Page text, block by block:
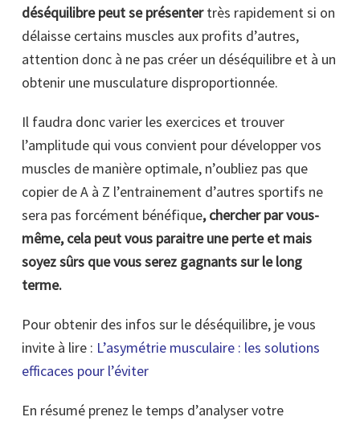
déséquilibre peut se présentertrès rapidement si on
délaisse certains muscles aux profits d’autres,
attention donc à ne pas créer un déséquilibre et à un
obtenir une musculature disproportionnée.
Il faudra donc varier les exercices et trouver
l’amplitude qui vous convient pour développer vos
muscles de manière optimale, n’oubliez pas que
copier de A à Z l’entrainement d’autres sportifs ne
sera pas forcément bénéfique, chercher par vous-
même, cela peut vous paraitre une perte et mais
soyez sûrs que vous serez gagnants sur le long
terme.
Pour obtenir des infos sur le déséquilibre, je vous
invite à lire : L’asymétrie musculaire : les solutions
efficaces pour l’éviter
En résumé prenez le temps d’analyser votre